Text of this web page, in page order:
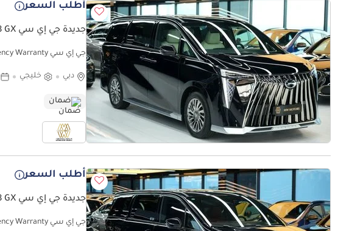
أطلب السعر
جديدة جي إي سي M8 GX
جي إي سي M8 GX 2.0T GX GX Master | GCC 0km | 5 Years Agency Warranty
دبي خليجي
ضمان
أطلب السعر
جديدة جي إي سي M8 GX
جي إي سي M8 GX Master | GCC 0km | 5 Years Agency Warranty